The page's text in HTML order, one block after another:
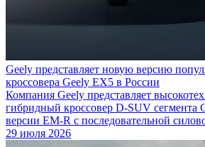
Geely представляет новую версию
кроссовера Geely EX5 в России
Компания Geely представляет
гибридный кроссовер D-SUV сегмента
версии EM-R с последовательной
29 июля 2026